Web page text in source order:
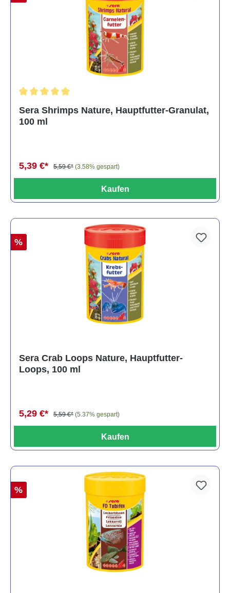
Sera Shrimps Nature, Hauptfutter-Granulat,
100 ml
5,39 €* 5,59 €* (3.58% gespart)
Kaufen
%
Sera Crab Loops Nature, Hauptfutter-
Loops, 100 ml
5,29 €* 5,59 €* (5.37% gespart)
Kaufen
%